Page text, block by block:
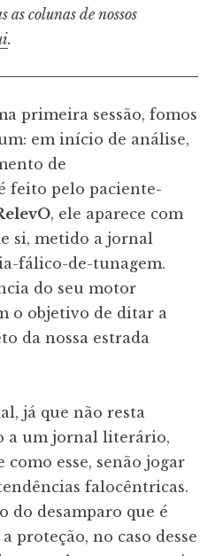
colunas de nossos
.
primeira sessão, fomos
em início de análise,
de
feito pelo paciente-
, ele aparece com
si, metido a jornal
fálico-de-tunagem.
do seu motor
o objetivo de ditar a
da nossa estrada
já que não resta
a um jornal literário,
esse, senão jogar
falocêntricas.
do desamparo que é
proteção, no caso desse